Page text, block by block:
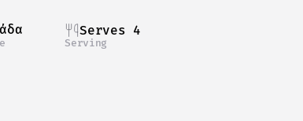
Serves 4
Serving